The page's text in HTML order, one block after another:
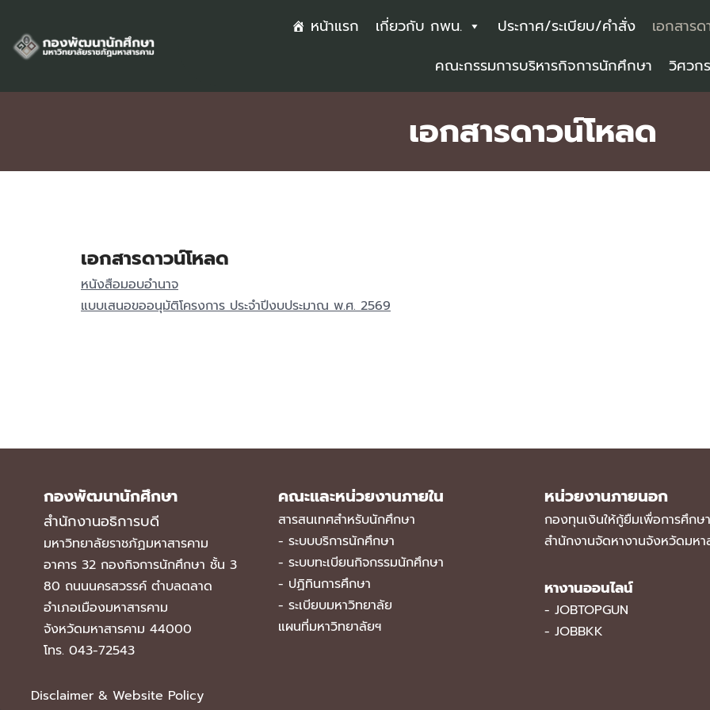
Skip
to
หน้าแรก เกี่ยวกับ กพน. ประกาศ/ระเบียบ/คำสั่ง เอกสาร
คณะกรรมการบริหารกิจการนักศึกษา
วิศวก
เอกสารดาวน์โหลด
เอกสารดาวน์โหลด
หนังสือมอบอำนาจ
แบบเสนอขออนุมัติโครงการ ประจำปีงบประมาณ พ.ศ. 2569
กองพัฒนานักศึกษา
สำนักงานอธิการบดี
มหาวิทยาลัยราชภัฏมหาสารคาม
อาคาร 32 กองกิจการนักศึกษา ชั้น 3
80 ถนนนครสวรรค์ ตำบลตลาด
อำเภอเมืองมหาสารคาม
จังหวัดมหาสารคาม 44000
โทร. 043-72543
Disclaimer & Website Policy
คณะและหน่วยงานภายใน
สารสนเทศสำหรับนักศึกษา
- ระบบบริการนักศึกษา
- ระบบทะเบียนกิจกรรมนักศึกษา
- ปฏิทินการศึกษา
- ระเบียบมหาวิทยาลัย
แผนที่มหาวิทยาลัยฯ
หน่วยงานภายนอก
กองทุนเงินให้กู้ยืมเพื่อการศึกษา
สำนักงานจัดหางานจังหวัดมหา
หางานออนไลน์
- JOBTOPGUN
- JOBBKK